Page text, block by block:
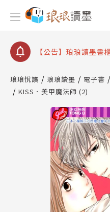
【公告】因
停部分閱讀服務
【公告】琅琅讀墨數
【公告】琅琅讀墨書
請圖文教學
【公告】琅琅書店服
查詢
【公告】因
停部分閱讀服務
琅琅悅讀 琅琅讀墨 電子書
KISS．美甲魔法師 (2)